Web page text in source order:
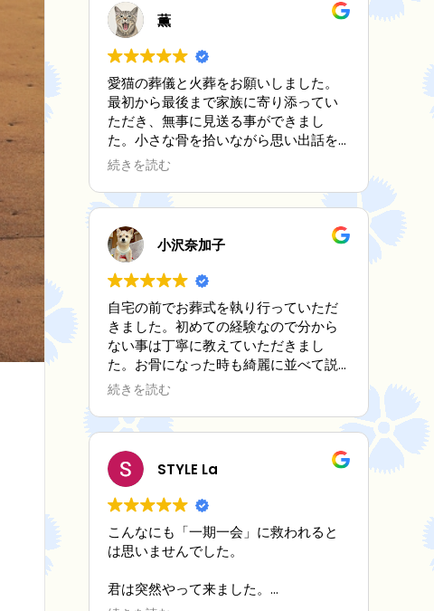
と思います。何年たっても愛犬を亡く
した事で勝手に原因をつくって後悔と
寂しさをずっと想い続けていくと思い
ますが１つの区切りとしての火葬を良
い形でおくれた事を心から感謝しま
す。ありがとうございました。
薫
愛猫の葬儀と火葬をお願いしました。
最初から最後まで家族に寄り添ってい
ただき、無事に見送る事ができまし
た。小さな骨を拾いながら思い出話を
聞いてもらい、とても心が安らぎまし
た。後日送ってくださった写真立てに
はメッセージカードも添えて下さりそ
この度は本当にありがとうございまし
た。
続きを読む
小沢奈加子
自宅の前でお葬式を執り行っていただ
きました。初めての経験なので分から
ない事は丁寧に教えていただきまし
た。お骨になった時も綺麗に並べて説
明を受けました。
全て納得しながら進めていただき感謝
しております。
続きを読む
STYLE La
こんなにも「一期一会」に救われると
は思いませんでした。
君は突然やって来ました。